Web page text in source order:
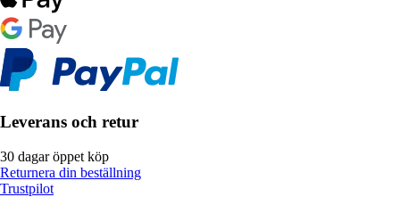
Leverans och retur
30 dagar öppet köp
Returnera din beställning
Trustpilot